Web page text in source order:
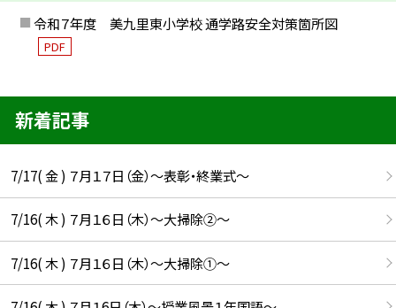
令和７年度 美九里東小学校 通学路安全対策箇所図
PDF
新着記事
7/17( 金 ) ７月１７日（金）～表彰・終業式～
7/16( 木 ) ７月１６日（木）～大掃除②～
7/16( 木 ) ７月１６日（木）～大掃除①～